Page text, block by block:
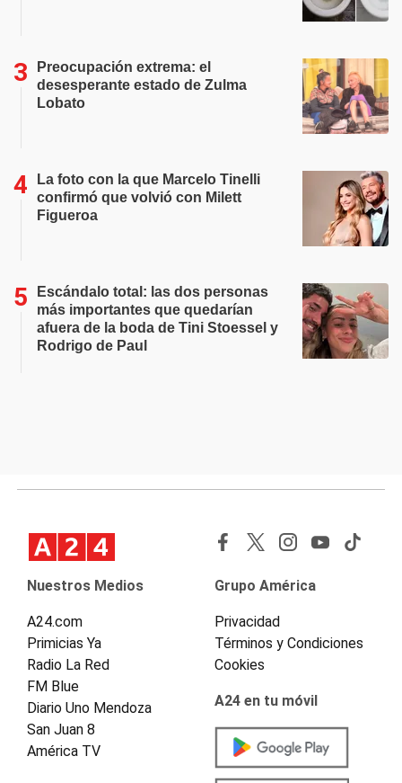
Preocupación extrema: el
desesperante estado de Zulma
Lobato
La foto con la que Marcelo Tinelli
confirmó que volvió con Milett
Figueroa
Escándalo total: las dos personas
más importantes que quedarían
afuera de la boda de Tini Stoessel y
Rodrigo de Paul
Nuestros Medios
A24.com
Primicias Ya
Radio La Red
FM Blue
Diario Uno Mendoza
San Juan 8
América TV
Grupo América
Privacidad
Términos y Condiciones
Cookies
A24 en tu móvil